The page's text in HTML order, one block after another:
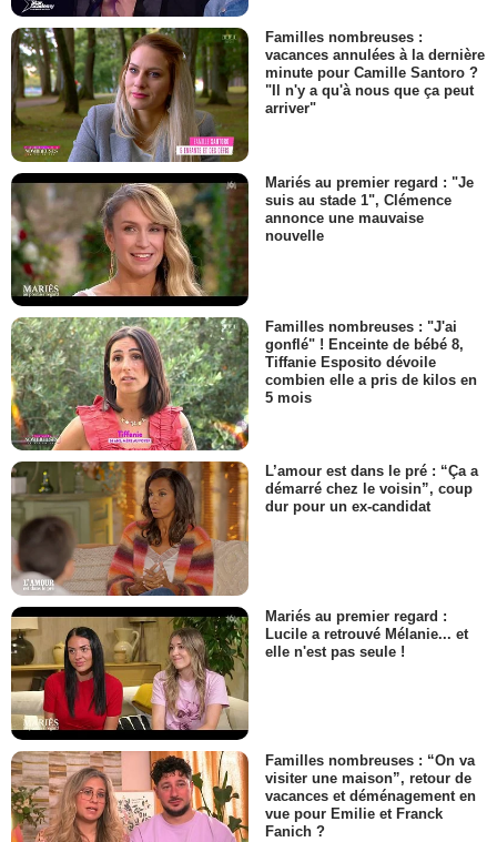
Familles nombreuses :
vacances annulées à la dernière
minute pour Camille Santoro ?
"Il n'y a qu'à nous que ça peut
arriver"
Mariés au premier regard : "Je
suis au stade 1", Clémence
annonce une mauvaise
nouvelle
Familles nombreuses : "J'ai
gonflé" ! Enceinte de bébé 8,
Tiffanie Esposito dévoile
combien elle a pris de kilos en
5 mois
L’amour est dans le pré : “Ça a
démarré chez le voisin”, coup
dur pour un ex-candidat
Mariés au premier regard :
Lucile a retrouvé Mélanie... et
elle n'est pas seule !
Familles nombreuses : “On va
visiter une maison”, retour de
vacances et déménagement en
vue pour Emilie et Franck
Fanich ?